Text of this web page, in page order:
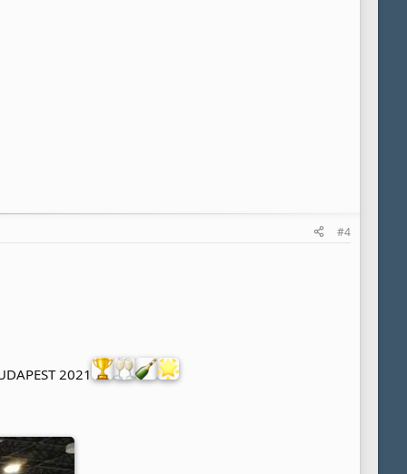
#4
2021